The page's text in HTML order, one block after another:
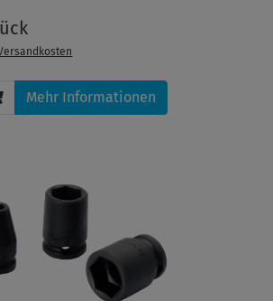
Mehr Informationen